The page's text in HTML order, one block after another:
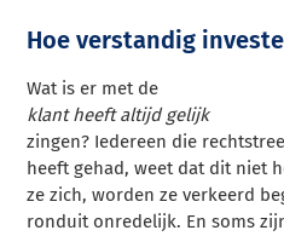
Hoe verstandig
Wat is er met de
klant heeft altijd gelijk
zingen? Iedereen die
heeft gehad, weet dat dit niet
ze zich, worden ze verkeerd
ronduit onredelijk. En soms